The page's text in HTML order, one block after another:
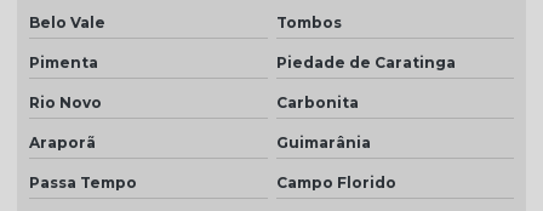
Belo Vale Tombos
Pimenta Piedade de Caratinga
Rio Novo Carbonita
Araporã Guimarânia
Passa Tempo Campo Florido